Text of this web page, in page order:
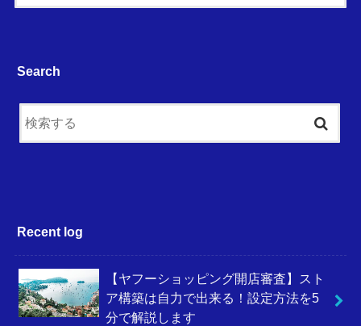
Search
Recent log
【ヤフーショッピング開店審査】スト
ア構築は自力で出来る！設定方法を5
分で解説します